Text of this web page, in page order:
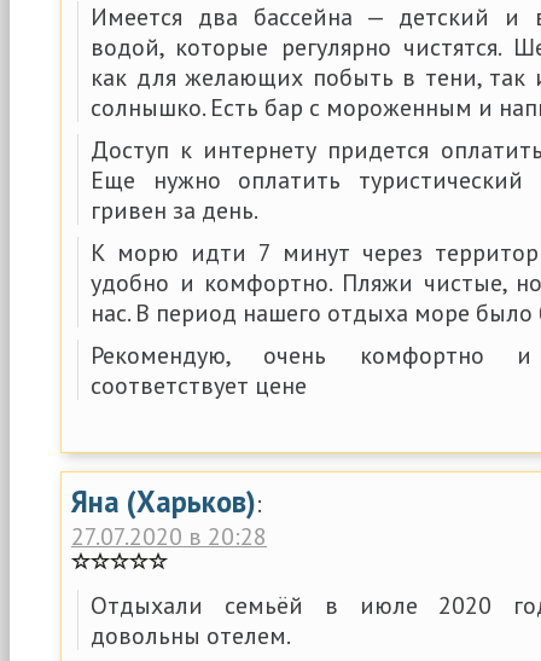
Имеется два бассейна — детский и
водой, которые регулярно чистятся.
как для желающих побыть в тени, так
солнышко. Есть бар с мороженным и
Доступ к интернету придется
Еще нужно оплатить
гривен за день.
К морю идти 7 минут через
удобно и комфортно. Пляжи чистые,
нас. В период нашего отдыха море было
Рекомендую, очень комфортно
соответствует цене
Яна (Харьков):
27.07.2020 в 20:28
Отдыхали семьёй в июле 2020
довольны отелем.